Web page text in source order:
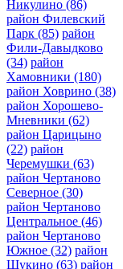
Никулино (86)
район Филевский
Парк (85) район
Фили-Давыдково
(34) район
Хамовники (180)
район Ховрино (38)
район Хорошево-
Мневники (62)
район Царицыно
(22) район
Черемушки (63)
район Чертаново
Северное (30)
район Чертаново
Центральное (46)
район Чертаново
Южное (32) район
Щукино (63) район